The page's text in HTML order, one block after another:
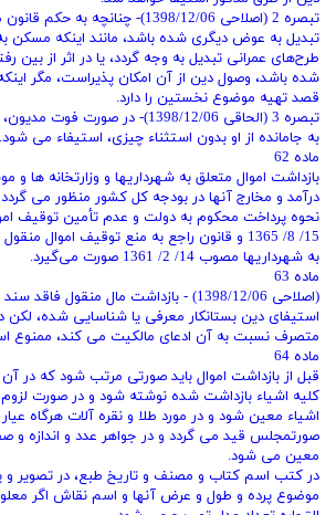
تبصره 2 (اصلاحی 1398/12/06)- چنانچه
تبدیل به عوض دیگری شده باشد، مانند اینکه مسکن
طرح‌های عمرانی تبدیل به وجه گردد، یا در اثر از بین
شده باشد، وصول دین از آن امکان پذیراست، مگر
قصد تهیه موضوع نخستین را دارد.
تبصره 3 (الحاقی 1398/12/06)- در صورت
به جامانده از او بدون استثناء چیزی، استیفاء می ‌شود.
ماده 62
بازداشت اموال متعلق به شهرداریها و وزارتخانه‌ ها
درآمد و مخارج آنها در بودجه کل کشور منظور می‌ گردد
نحوه پرداخت محکوم به دولت و عدم تأمین توقیف
15/ 8/ 1365 و قانون راجع به منع توقیف اموال
به شهرداریها مصوب 14/ 2/ 1361 صورت می‌‌گیرد.
ماده 63
(اصلاحی 1398/12/06) - بازداشت مال منقول
استیفای دین بستانکار معرفی یا شناسایی شده،
متصرف نسبت به آن ادعای مالکیت می ‌کند، ممنوع
ماده 64
قبل از بازداشت اموال باید صورتی مرتب شود که در
کلیه اشیاء بازداشت شده نوشته شود و در صورت
اشیاء معین شود و در مورد طلا و نقره آلات هرگاه
صورتمجلس قید می‌ گردد و در جواهر عدد و اندازه و
معین می‌ شود.
در کتب اسم کتاب و مصنف و تاریخ طبع، در تصویر و
موضوع پرده و طول و عرض آنها و اسم نقاش اگر